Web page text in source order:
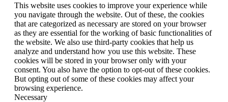
This website uses cookies to improve your experience while
you navigate through the website. Out of these, the cookies
that are categorized as necessary are stored on your browser
as they are essential for the working of basic functionalities of
the website. We also use third-party cookies that help us
analyze and understand how you use this website. These
cookies will be stored in your browser only with your
consent. You also have the option to opt-out of these cookies.
But opting out of some of these cookies may affect your
browsing experience.
Necessary